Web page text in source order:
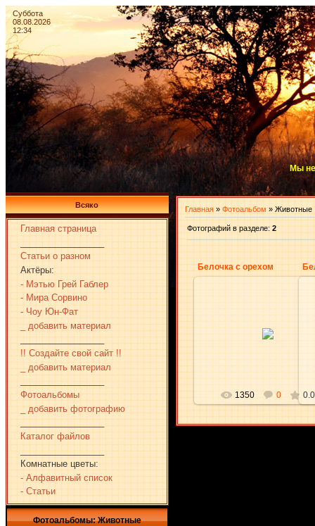
Суббота
08.08.2026
12:34
Мы не
Всяко
Главная страница
Статьи о разном
Актёры:
- Мэтью Грей Габлер
- Мира Сорвино
- Чоу Юн-Фат
_ добавить материал
!! Создайте свой сайт !!
_ добавить материал
Фотоальбомы
_ добавить фотографию
Каталог файлов
Комнатные цветы:
- Алфавитный список
- Статьи
Фотоальбомы: Животные
Главная » Фотоальбом » Животные
Фотографий в разделе: 2
Белочка с орехом
1350 0 0.0